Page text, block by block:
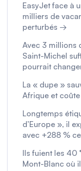
EasyJet face à
milliers de
perturbés →
Avec 3 millions
Saint-Michel
pourrait
La « dupe »
Afrique et
Longtemps
d’Europe », il
avec +288 %
Ils fuient les 40
Mont-Blanc où